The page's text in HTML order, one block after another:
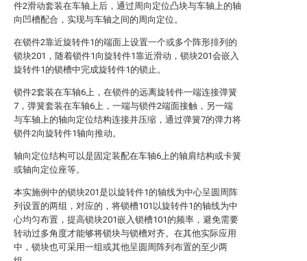
件2滑动套装在车轴上后，通过周向定位凸块与车轴上的轴
向凹槽配合，实现与车轴之间的周向定位。
在锁件2靠近旋转件1的端面上设置一个或多个阵形排列的
锁块201，随着锁件1向旋转件1靠近滑动，锁块201会嵌入
旋转件1的锁槽中完成旋转件1的锁止。
锁件2套装在车轴6上，在锁件的远离旋转件一端连接弹簧
7，弹簧套装在车轴6上，一端与锁件2端面接触，另一端
与车轴上的轴向定位结构连接并压缩，通过弹簧7的弹力将
锁件2向旋转件1轴向推动。
轴向定位结构可以是固定装配在车轴6上的轴肩结构或卡簧
或轴向定位座等。
本实施例中的锁块201是以旋转件1的轴线为中心呈圆周阵
列设置的两组，对应的，将锁槽101以旋转件1的轴线为中
心均匀布置，提高锁块201嵌入锁槽101的频率，避免需要
转动过多角度才能够将锁块与锁槽对齐。在其他实际应用
中，锁块也可采用一组或其他呈圆周阵列布置的至少两